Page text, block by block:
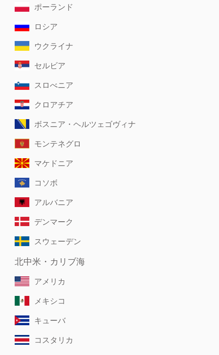
ポーランド
ロシア
ウクライナ
セルビア
スロべニア
クロアチア
ボスニア・ヘルツェゴヴィナ
モンテネグロ
マケドニア
コソボ
アルバニア
デンマーク
スウェーデン
北中米・カリブ海
アメリカ
メキシコ
キューバ
コスタリカ